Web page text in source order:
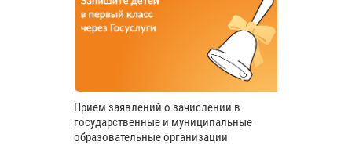
Прием заявлений о зачислении в
государственные и муниципальные
образовательные организации